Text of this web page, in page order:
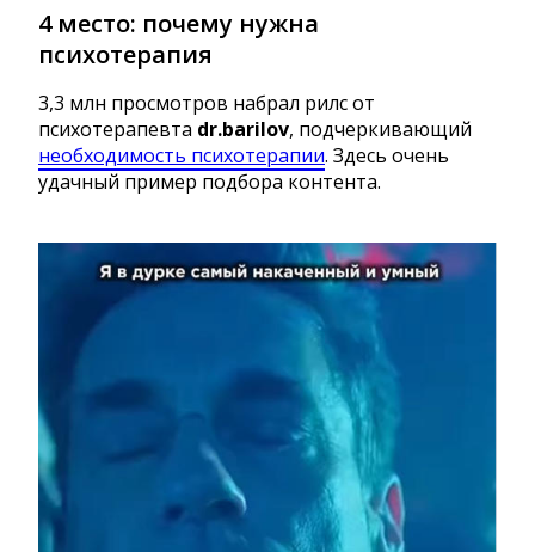
4 место: почему нужна
психотерапия
3,3 млн просмотров набрал рилс от
психотерапевта dr.barilov, подчеркивающий
необходимость психотерапии. Здесь очень
удачный пример подбора контента.